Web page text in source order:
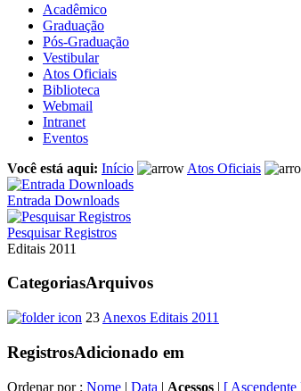
Acadêmico
Graduação
Pós-Graduação
Vestibular
Atos Oficiais
Biblioteca
Webmail
Intranet
Eventos
Você está aqui: Início Atos Oficiais
Entrada Downloads
Pesquisar Registros
Editais 2011
CategoriasArquivos
23 Anexos Editais 2011
RegistrosAdicionado em
Ordenar por : Nome | Data | Acessos | [ Ascendente